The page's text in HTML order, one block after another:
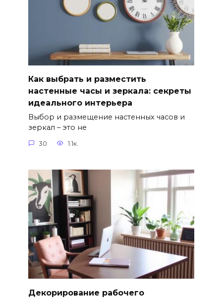
Как выбрать и разместить
настенные часы и зеркала: секреты
идеального интерьера
Выбор и размещение настенных часов и
зеркал – это не
30 1.1к.
Декорирование рабочего